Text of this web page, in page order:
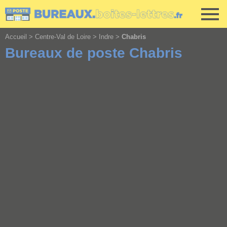
Accueil > Centre-Val de Loire > Indre > Chabris
Bureaux de poste Chabris